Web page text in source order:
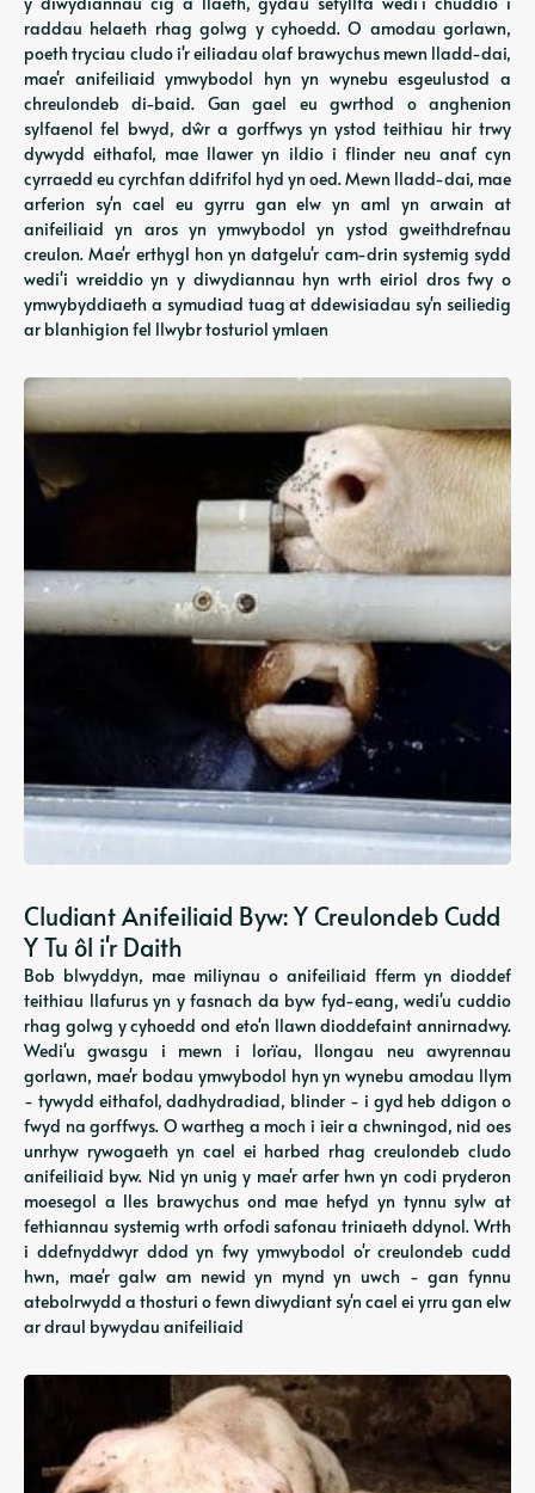
raddau helaeth rhag golwg y cyhoedd. O amodau gorlawn,
poeth tryciau cludo i'r eiliadau olaf brawychus mewn lladd-dai,
mae'r anifeiliaid ymwybodol hyn yn wynebu esgeulustod a
chreulondeb di-baid. Gan gael eu gwrthod o anghenion
sylfaenol fel bwyd, dŵr a gorffwys yn ystod teithiau hir trwy
dywydd eithafol, mae llawer yn ildio i flinder neu anaf cyn
cyrraedd eu cyrchfan ddifrifol hyd yn oed. Mewn lladd-dai, mae
arferion sy'n cael eu gyrru gan elw yn aml yn arwain at
anifeiliaid yn aros yn ymwybodol yn ystod gweithdrefnau
creulon. Mae'r erthygl hon yn datgelu'r cam-drin systemig sydd
wedi'i wreiddio yn y diwydiannau hyn wrth eiriol dros fwy o
ymwybyddiaeth a symudiad tuag at ddewisiadau sy'n seiliedig
ar blanhigion fel llwybr tosturiol ymlaen
Cludiant Anifeiliaid Byw: Y Creulondeb Cudd
Y Tu ôl i'r Daith
Bob blwyddyn, mae miliynau o anifeiliaid fferm yn dioddef
teithiau llafurus yn y fasnach da byw fyd-eang, wedi'u cuddio
rhag golwg y cyhoedd ond eto'n llawn dioddefaint annirnadwy.
Wedi'u gwasgu i mewn i lorïau, llongau neu awyrennau
gorlawn, mae'r bodau ymwybodol hyn yn wynebu amodau llym
- tywydd eithafol, dadhydradiad, blinder - i gyd heb ddigon o
fwyd na gorffwys. O wartheg a moch i ieir a chwningod, nid oes
unrhyw rywogaeth yn cael ei harbed rhag creulondeb cludo
anifeiliaid byw. Nid yn unig y mae'r arfer hwn yn codi pryderon
moesegol a lles brawychus ond mae hefyd yn tynnu sylw at
fethiannau systemig wrth orfodi safonau triniaeth ddynol. Wrth
i ddefnyddwyr ddod yn fwy ymwybodol o'r creulondeb cudd
hwn, mae'r galw am newid yn mynd yn uwch - gan fynnu
atebolrwydd a thosturi o fewn diwydiant sy'n cael ei yrru gan elw
ar draul bywydau anifeiliaid